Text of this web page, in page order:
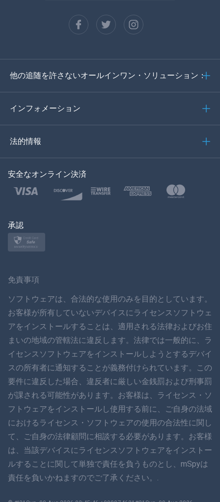
スペイン語
ドイツ語
イタリア語
トルコ語
ポーランド語
ภาษาไทย
简体中文
ダンスク
हिंदी
עברית
ロマン
Ελληνικά
ベトナム語
他の追随を許さないオールインワン・ソリューション：
インフォメーション
法的情報
安全なオンライン決済
承認
免責事項
ソフトウェアは、合法的な使用のみを目的としています。
お客様が所有していないデバイスにライセンスソフトウェ
アをインストールすることは、適用される法律およびお住
まいの地域の管轄法に違反します。法律では一般的に、ラ
イセンスソフトウェアをインストールしようとするデバイ
スの所有者に通知することが義務付けられています。この
要件に違反した場合、違反者に厳しい金銭罰および刑事罰
が課される可能性があります。お客様は、ライセンス・ソ
フトウェアをインストールし使用する前に、ご自身の法域
におけるライセンス・ソフトウェアの使用の合法性に関し
て、ご自身の法律顧問に相談する必要があります。お客様
は、当該デバイスにライセンスソフトウェアをインストー
ルすることに関して単独で責任を負うものとし、mSpyは
責任を負いかねますのでご了承ください。.